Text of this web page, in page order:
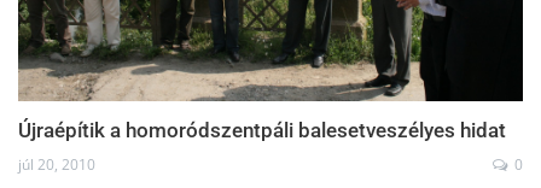
Újraépítik a homoródszentpáli balesetveszélyes hidat
júl 20, 2010 0